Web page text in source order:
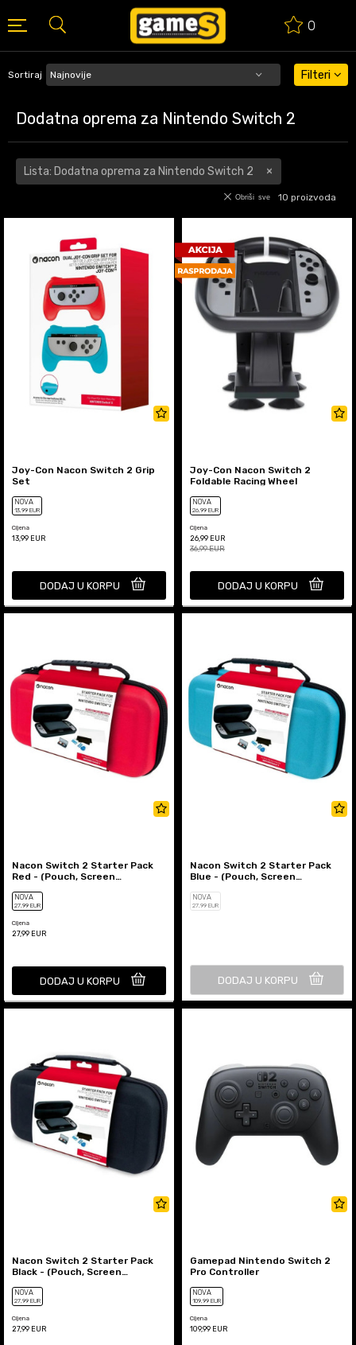
0
BESPLATNA ISPORUKA PORUDŽBINA PREKO 50 EUR
Dodatna oprema za Nintendo Switch 2
Sortiraj Filteri
Lista: Dodatna oprema za Nintendo Switch 2
10 proizvoda
Obriši sve
Joy-Con Nacon Switch 2 Grip
Set
NOVA
13,99 EUR
Cijena
13,99 EUR
DODAJ U KORPU
Joy-Con Nacon Switch 2
Foldable Racing Wheel
NOVA
26,99 EUR
Cijena
26,99 EUR
36,99EUR
DODAJ U KORPU
Nacon Switch 2 Starter Pack
Red - (Pouch, Screen
NOVA
27,99 EUR
Cijena
27,99 EUR
DODAJ U KORPU
Nacon Switch 2 Starter Pack
Blue - (Pouch, Screen
NOVA
27,99 EUR
DODAJ U KORPU
Nacon Switch 2 Starter Pack
Black - (Pouch, Screen
NOVA
27,99 EUR
Cijena
27,99 EUR
Gamepad Nintendo Switch 2
Pro Controller
NOVA
109,99 EUR
Cijena
109,99 EUR